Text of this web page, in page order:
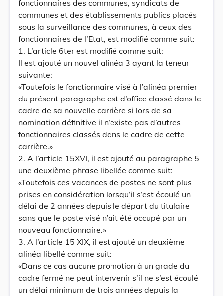
fonctionnaires des communes, syndicats de
communes et des établissements publics placés
sous la surveillance des communes, à ceux des
fonctionnaires de l’Etat, est modifié comme suit:
1. L’article 6ter est modifié comme suit:
Il est ajouté un nouvel alinéa 3 ayant la teneur
suivante:
«Toutefois le fonctionnaire visé à l’alinéa premier
du présent paragraphe est d’office classé dans le
cadre de sa nouvelle carrière si lors de sa
nomination définitive il n’existe pas d’autres
fonctionnaires classés dans le cadre de cette
carrière.»
2. A l’article 15XVI, il est ajouté au paragraphe 5
une deuxième phrase libellée comme suit:
«Toutefois ces vacances de postes ne sont plus
prises en considération lorsqu’il s’est écoulé un
délai de 2 années depuis le départ du titulaire
sans que le poste visé n’ait été occupé par un
nouveau fonctionnaire.»
3. A l’article 15 XIX, il est ajouté un deuxième
alinéa libellé comme suit:
«Dans ce cas aucune promotion à un grade du
cadre fermé ne peut intervenir s’il ne s’est écoulé
un délai minimum de trois années depuis la